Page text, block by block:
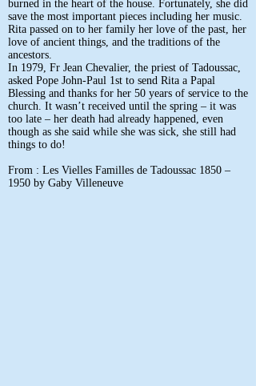
burned in the heart of the house. Fortunately, she did
save the most important pieces including her music.
Rita passed on to her family her love of the past, her
love of ancient things, and the traditions of the
ancestors.
In 1979, Fr Jean Chevalier, the priest of Tadoussac,
asked Pope John-Paul 1st to send Rita a Papal
Blessing and thanks for her 50 years of service to the
church. It wasn’t received until the spring – it was
too late – her death had already happened, even
though as she said while she was sick, she still had
things to do!
From : Les Vielles Familles de Tadoussac 1850 –
1950 by Gaby Villeneuve